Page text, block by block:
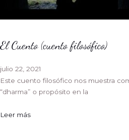
El Cuento (cuento filosófico)
julio 22, 2021
Este cuento filosófico nos muestra
“dharma” o propósito en la
Leer más